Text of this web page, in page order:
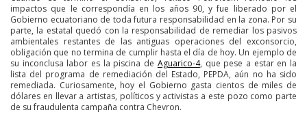
impactos que le correspondía en los años 90, y fue liberado por el
Gobierno ecuatoriano de toda futura responsabilidad en la zona. Por su
parte, la estatal quedó con la responsabilidad de remediar los pasivos
ambientales restantes de las antiguas operaciones del exconsorcio,
obligación que no termina de cumplir hasta el día de hoy. Un ejemplo de
su inconclusa labor es la piscina de Aguarico-4, que pese a estar en la
lista del programa de remediación del Estado, PEPDA, aún no ha sido
remediada. Curiosamente, hoy el Gobierno gasta cientos de miles de
dólares en llevar a artistas, políticos y activistas a este pozo como parte
de su fraudulenta campaña contra Chevron.